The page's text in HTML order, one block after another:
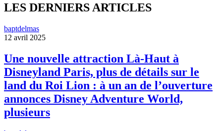
LES DERNIERS ARTICLES
baptdelmas
12 avril 2025
Une nouvelle attraction Là-Haut à
Disneyland Paris, plus de détails sur le
land du Roi Lion : à un an de l’ouverture
annonces Disney Adventure World,
plusieurs